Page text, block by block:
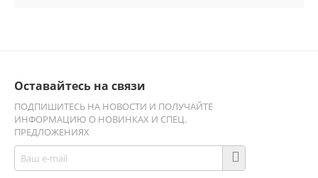
Оставайтесь на связи
ПОДПИШИТЕСЬ НА НОВОСТИ И ПОЛУЧАЙТЕ
ИНФОРМАЦИЮ О НОВИНКАХ И СПЕЦ.
ПРЕДЛОЖЕНИЯХ